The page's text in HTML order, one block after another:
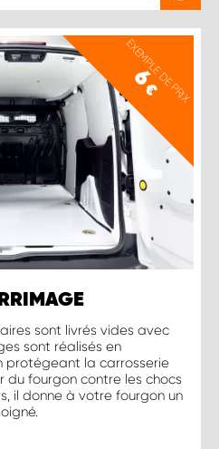
EXEMPLE DE PRIX
6
€
sont livrés vides avec
sont réalisés en
protégeant la carrosserie
du fourgon contre les chocs
il donne à votre fourgon un